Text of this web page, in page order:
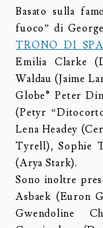
Basato sulla
fuoco” di
TRONO DI
Emilia Clarke
Waldau (Jaime
Globe® Peter
(Petyr
Lena Headey
Tyrell), Sophie
(Arya Stark).
Sono inoltre
Asbaek (Euron
Gwendoline